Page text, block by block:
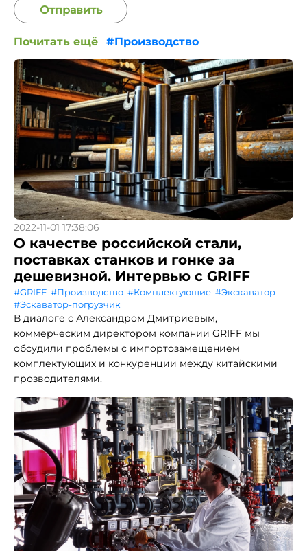
Отправить
Почитать ещё #Производство
2022-11-01 17:38:06
О качестве российской стали,
поставках станков и гонке за
дешевизной. Интервью с GRIFF
#GRIFF #Производство #Комплектующие #Экскаватор
#Эскаватор-погрузчик
В диалоге с Александром Дмитриевым,
коммерческим директором компании GRIFF мы
обсудили проблемы с импортозамещением
комплектующих и конкуренции между китайскими
прозводителями.